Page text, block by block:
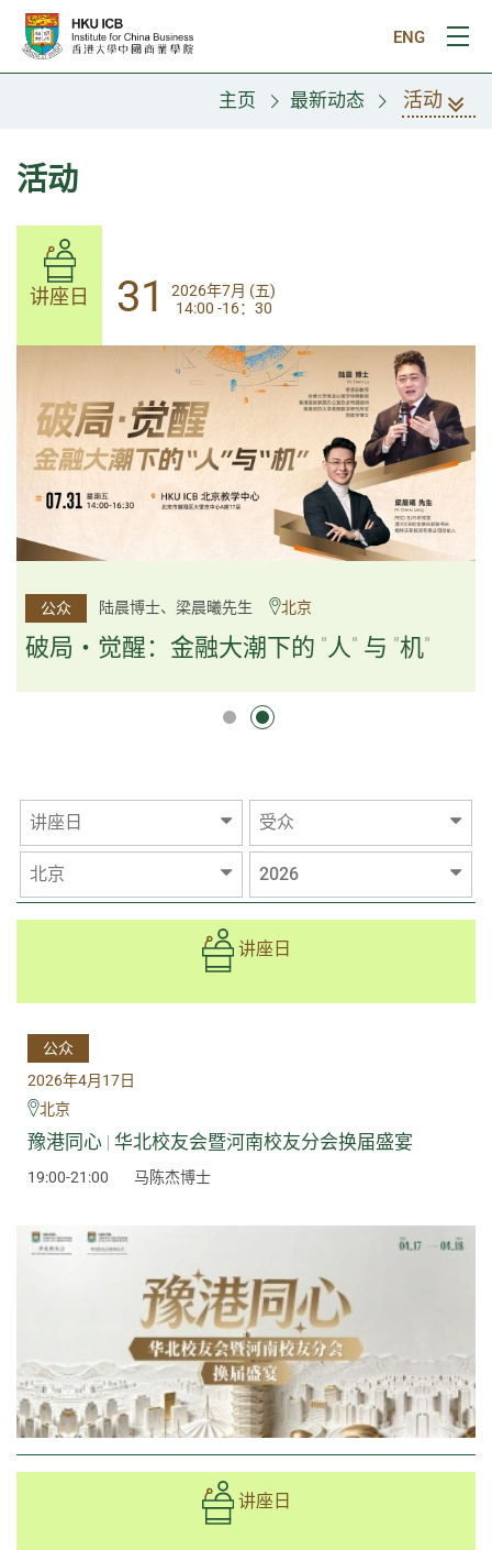
跳往主要内容
ENG
打
主页 最新动态 活动
活动
讲座日 31
2026年7月 (五)
14:00-17:30
公众 杨文斌先生、邱良弼先生 广州
逻辑×算法：重塑资产配置内核
逻辑×算法：重塑资产配置内核
讲座日 31
2026年7月 (五)
14:00 -16：30
公众 陆晨博士、梁晨曦先生 北京
破局・觉醒：金融大潮下的 "人" 与 "机"
讲座日 受众
北京 2026
讲座日
公众
2026年4月17日
北京
豫港同心 | 华北校友会暨河南校友分会换届盛宴
19:00-21:00 马陈杰博士
讲座日